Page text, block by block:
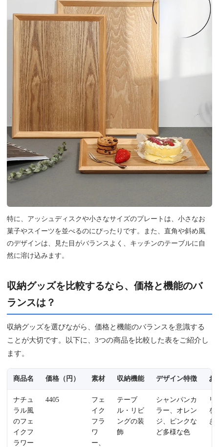
特に、アッシュディスクや小さなサイズのプレートは、小さなお
菓子やスイーツを並べるのにぴったりです。また、直角や斜め風
のデザインは、見た目がバランスよく、キッチンのテーブルに自
然に溶け込みます。
収納グッズを比較するなら、価格と機能のバ
ランスは？
収納グッズを選びながら、価格と機能のバランスを意識する
ことが大切です。以下に、3つの商品を比較した表をご紹介し
ます。
商品名 価格（円） 素材 収納機能 デザイン特徴 お
ナチュ
ラル風
のフェ
イクフ
ラワー
4405
フェ
イク
フラ
ワ
ー、
テーブ
ル・リビ
ングの装
飾
シャンパンカ
ラー、オレン
ジ、ピンクな
ど多様な色
リ
を
き